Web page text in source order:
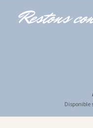
Restons
Disponible